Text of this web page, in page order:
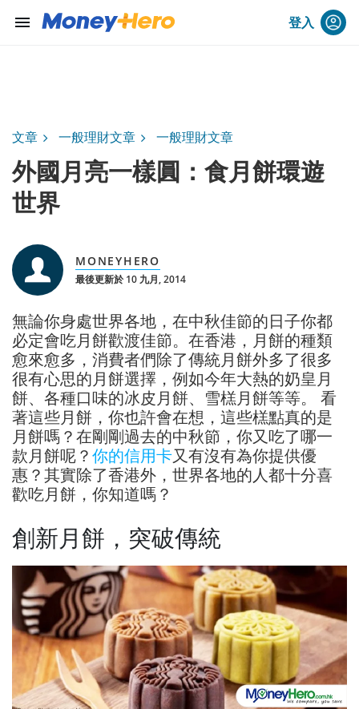
menu 登入
文章 一般理財文章 一般理財文章
外國月亮一樣圓：食月餅環遊
世界
MONEYHERO
最後更新於 10 九月, 2014
無論你身處世界各地，在中秋佳節的日子你都
必定會吃月餅歡渡佳節。在香港，月餅的種類
愈來愈多，消費者們除了傳統月餅外多了很多
很有心思的月餅選擇，例如今年大熱的奶皇月
餅、各種口味的冰皮月餅、雪榚月餅等等。 看
著這些月餅，你也許會在想，這些榚點真的是
月餅嗎？在剛剛過去的中秋節，你又吃了哪一
款月餅呢？你的信用卡又有沒有為你提供優
惠？其實除了香港外，世界各地的人都十分喜
歡吃月餅，你知道嗎？
創新月餅，突破傳統